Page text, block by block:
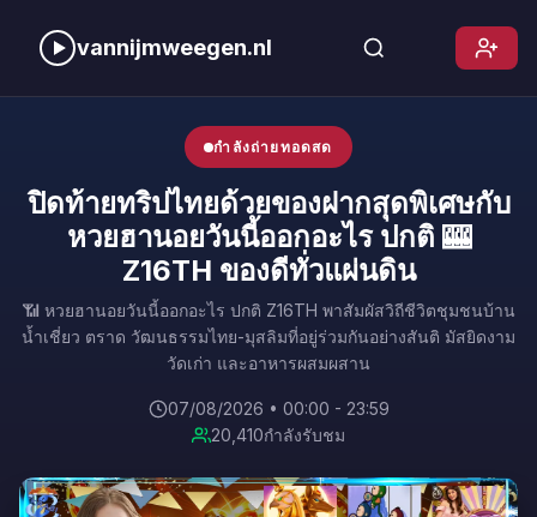
vannijmweegen.nl
กำลังถ่ายทอดสด
ปิดท้ายทริปไทยด้วยของฝากสุดพิเศษกับ
หวยฮานอยวันนี้ออกอะไร ปกติ 🎰
Z16TH ของดีทั่วแผ่นดิน
📶 หวยฮานอยวันนี้ออกอะไร ปกติ Z16TH พาสัมผัสวิถีชีวิตชุมชนบ้าน
น้ำเชี่ยว ตราด วัฒนธรรมไทย-มุสลิมที่อยู่ร่วมกันอย่างสันติ มัสยิดงาม
วัดเก่า และอาหารผสมผสาน
07/08/2026 • 00:00 - 23:59
20,410กำลังรับชม